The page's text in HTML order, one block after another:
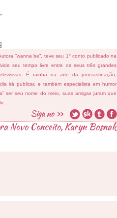
“wanna be”, teve seu 1° conto publicado na
seu tempo livre entre os seus três grandes
É rainha na arte da procrastinação,
irá publicar, e também especialista em humor
ser seu nome do meio, suas amigas juram que
Novo Conceito,Karyn Bosnak